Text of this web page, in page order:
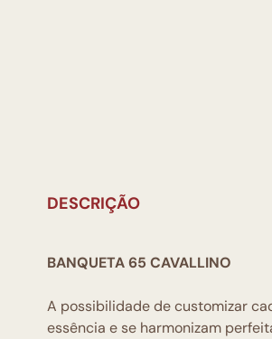
DESCRIÇÃO
BANQUETA 65 CAVALLINO
A possibilidade de customizar
essência e se harmonizam